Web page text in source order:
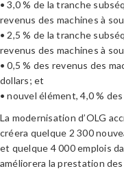
• 3,0 % de la tranche
revenus des machines à
• 2,5 % de la tranche
revenus des machines à
• 0,5 % des revenus des
dollars; et
• nouvel élément, 4,0 %
La modernisation d’OLG
créera quelque 2 300
et quelque 4 000 emplois
améliorera la prestation